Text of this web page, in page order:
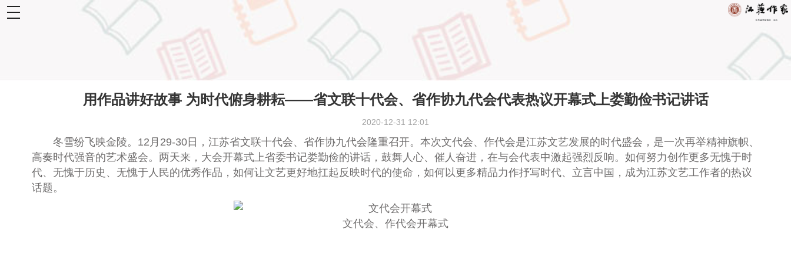
toggle
用作品讲好故事 为时代俯身耕耘——省文联十代会、省作协九代会代表热议开幕式上娄勤俭书记讲话
2020-12-31 12:01
冬雪纷飞映金陵。12月29-30日，江苏省文联十代会、省作协九代会隆重召开。本次文代会、作代会是江苏文艺发展的时代盛会，是一次再举精神旗帜、
高奏时代强音的艺术盛会。两天来，大会开幕式上省委书记娄勤俭的讲话，鼓舞人心、催人奋进，在与会代表中激起强烈反响。如何努力创作更多无愧于时
代、无愧于历史、无愧于人民的优秀作品，如何让文艺更好地扛起反映时代的使命，如何以更多精品力作抒写时代、立言中国，成为江苏文艺工作者的热议
话题。
文代会、作代会开幕式